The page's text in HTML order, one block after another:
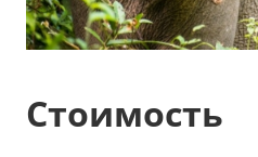
Стоимость